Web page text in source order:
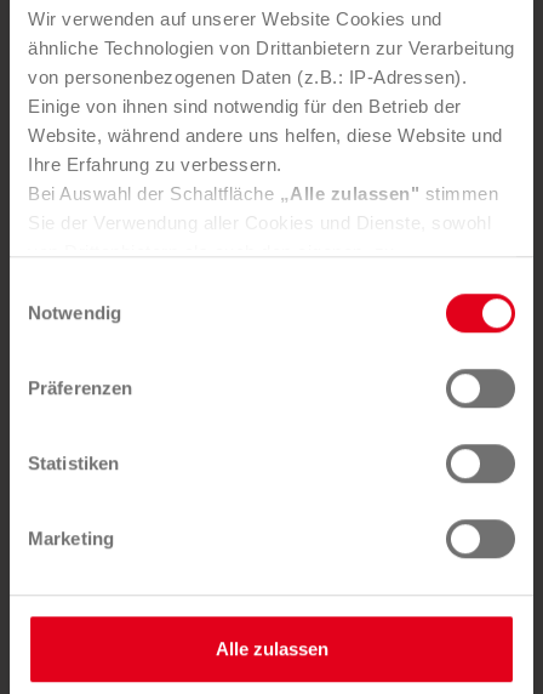
Wir verwenden auf unserer Website Cookies und
ähnliche Technologien von Drittanbietern zur Verarbeitung
von personenbezogenen Daten (z.B.: IP-Adressen).
Einige von ihnen sind notwendig für den Betrieb der
Website, während andere uns helfen, diese Website und
Ihre Erfahrung zu verbessern.
Bei Auswahl der Schaltfläche „Alle zulassen" stimmen
Sie der Verwendung aller Cookies und Dienste, sowohl
von Drittanbietern als auch den eigenen, zu.
selbst zu entscheiden, welche Cookies-Setzung Sie
Selbstverständlich können Sie über Consent Button in
der linken unteren Ecke die gesetzte Zustimmung
Nähere Informationen finden Sie in unserer
finden Sie
Notwendig
Präferenzen
Statistiken
Marketing
Alle zulassen
Saubermacher investiert rund 2 Millionen Euro in die
verschiedenen Kunststofffraktionen nun auch
Aluminiumdosen und Getränkeverbundkartons